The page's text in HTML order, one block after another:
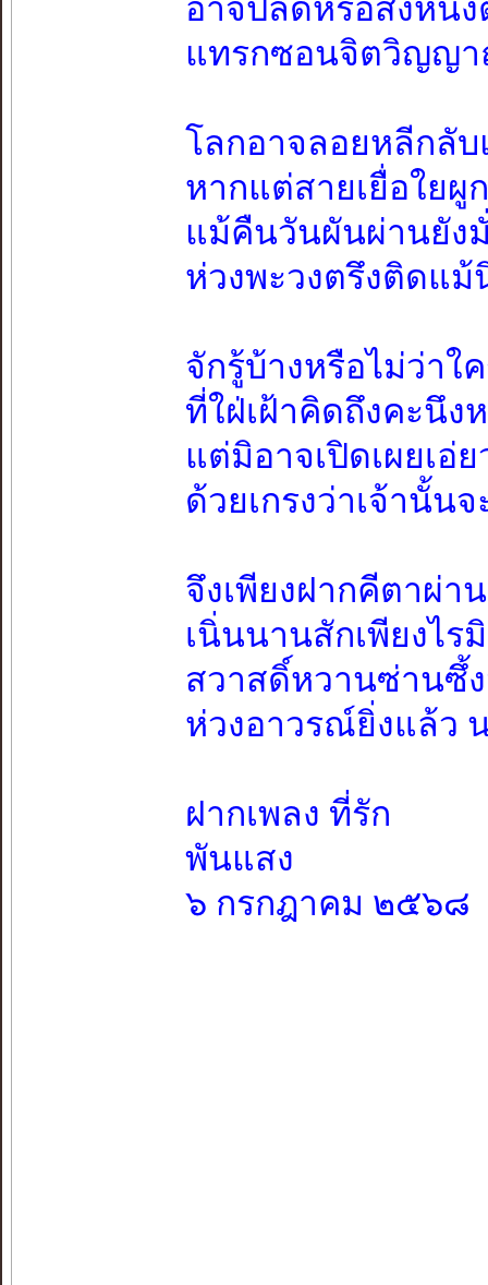
อาจปลดหรือสิ่งหนึ่
แทรกซอนจิตวิญญา
โลกอาจลอยหลีกลั
หากแต่สายเยื่อใยผู
แม้คืนวันผันผ่านยัง
ห่วงพะวงตรึงติดแม้
จักรู้บ้างหรือไม่ว่าใ
ที่ใฝ่เฝ้าคิดถึงคะนึง
แต่มิอาจเปิดเผยเอ่
ด้วยเกรงว่าเจ้านั้น
จึงเพียงฝากคีตาผ่า
เนิ่นนานสักเพียงไร
สวาสดิ์หวานซ่านซึ้
ห่วงอาวรณ์ยิ่งแล้ว
ฝากเพลง ที่รัก
พันแสง
๖ กรกฎาคม ๒๕๖๘